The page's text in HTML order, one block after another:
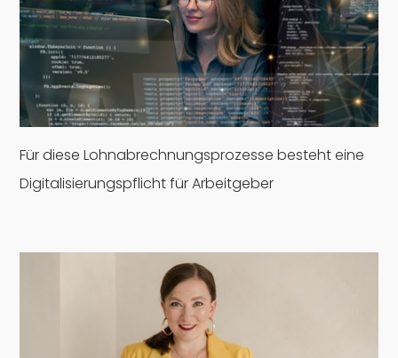
Für diese Lohnabrechnungsprozesse besteht eine
Digitalisierungspflicht für Arbeitgeber